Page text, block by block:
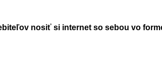
nosiť si internet so sebou vo